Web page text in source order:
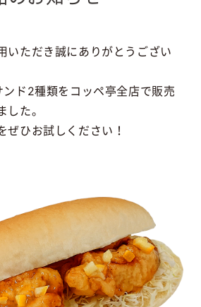
いただき誠にありがとうござい
ド2種類をコッペ亭全店で販売
た。
ぜひお試しください！